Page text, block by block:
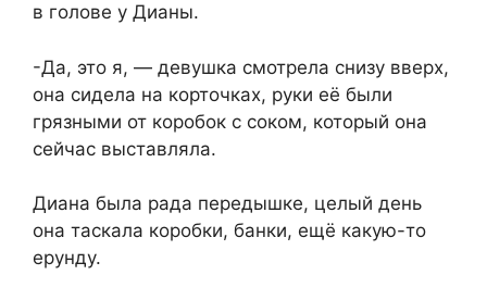
в голове у Дианы.
-Да, это я, — девушка смотрела снизу вверх,
она сидела на корточках, руки её были
грязными от коробок с соком, который она
сейчас выставляла.
Диана была рада передышке, целый день
она таскала коробки, банки, ещё какую-то
ерунду.